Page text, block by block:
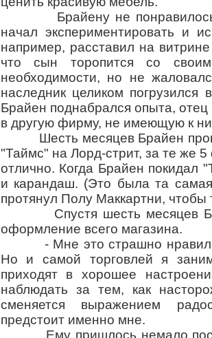
Брайену не понравилось,
начал экспериментировать и
например, расставил на
что сын торопится со
необходимости, но не
наследник целиком
Брайен поднабрался опыта,
в другую фирму, не имеющую к
Шесть месяцев Брайен
"Таймс" на Лорд-стрит, за те же
отлично. Когда Брайен покидал
и карандаш. (Это была та самая
протянул Полу Маккартни, чтобы
Спустя шесть месяцев
оформление всего магазина.
- Мне это страшно
Но и самой торговлей я
приходят в хорошее
наблюдать за тем, как
сменяется выражением
предстоит именно мне.
Ему пришлось немало